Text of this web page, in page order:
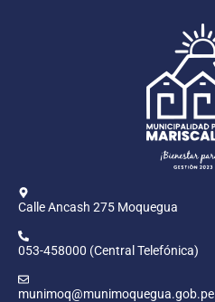
Calle Ancash 275 Moquegua
053-458000 (Central Telefónica)
munimoq@munimoquegua.gob.pe